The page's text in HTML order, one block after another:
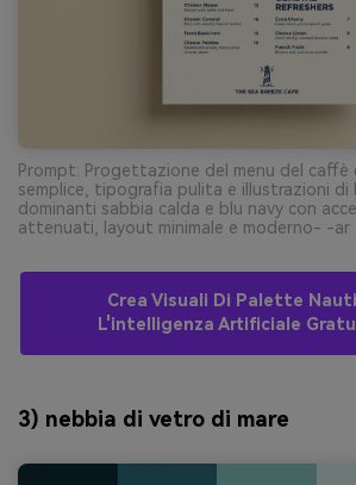
Prompt: Progettazione del menu del
semplice, tipografia pulita e illustrazioni di
dominanti sabbia calda e blu navy con
attenuati, layout minimale e moderno- -ar
Crea Visuali Di Palette
L'intelligenza Artificiale
3) nebbia di vetro di mare